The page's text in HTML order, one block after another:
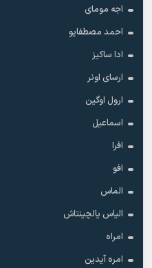
اجه مومای
احمد مصطفایو
ادا ساکیز
ارسای اونر
ارول اوگین
اسماعیل
افرا
افو
الماس
الیاس یالچینتاش
امراه
امره آیدین